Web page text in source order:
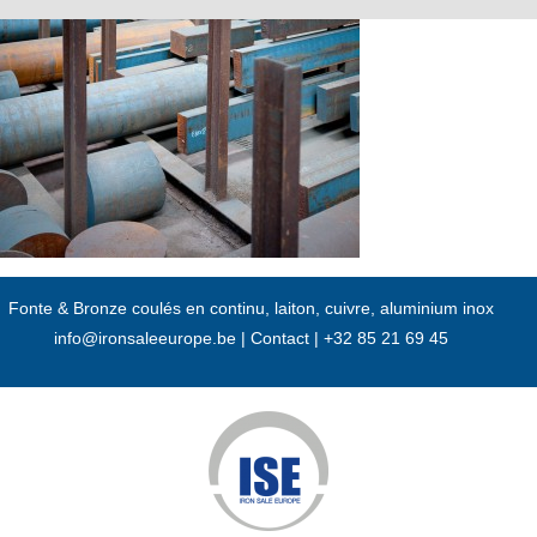
Passer
au
contenu
Fonte & Bronze coulés en continu, laiton, cuivre, aluminium inox
info@ironsaleeurope.be| Contact | +32 85 21 69 45